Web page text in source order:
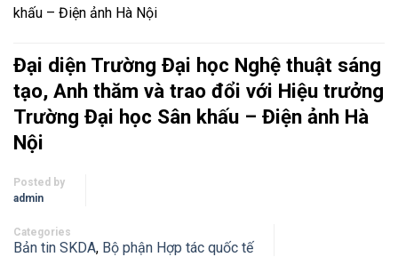
khấu – Điện ảnh Hà Nội
Đại diện Trường Đại học Nghệ thuật sáng
tạo, Anh thăm và trao đổi với Hiệu trưởng
Trường Đại học Sân khấu – Điện ảnh Hà
Nội
Posted by
admin
Categories
Bản tin SKDA, Bộ phận Hợp tác quốc tế